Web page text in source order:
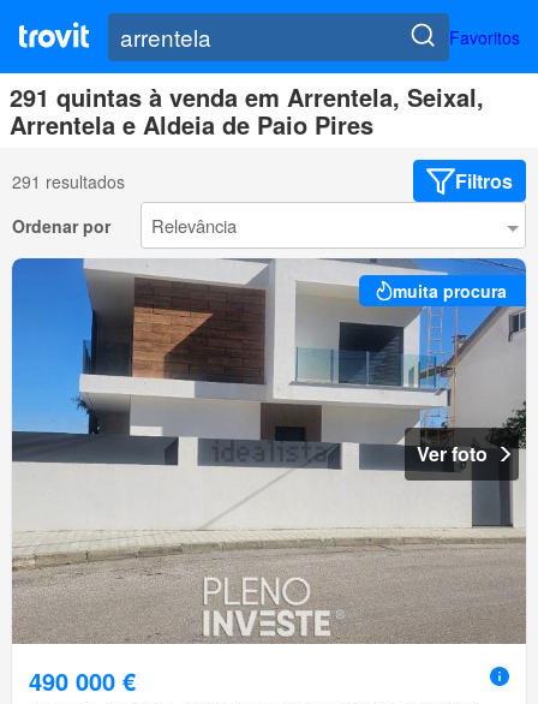
Favoritos
291 quintas à venda em Arrentela, Seixal,
Arrentela e Aldeia de Paio Pires
291 resultados Filtros
Ordenar por
muita procura
Ver foto
490 000 €